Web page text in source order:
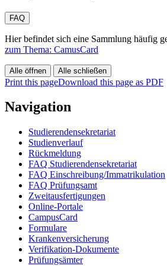
FAQ
Hier befindet sich eine Sammlung häufig
zum Thema: CamusCard
Alle öffnen Alle schließen
Print this pageDownload this page as PDF
Navigation
Studierendensekretariat
Studienverlauf
Rückmeldung
FAQ Studierendensekretariat
FAQ Einschreibung/Immatrikulation
FAQ Prüfungsamt
Zweitausfertigungen
Online-Portale
CampusCard
Formulare
Krankenversicherung
Verifikation-Dokumente
Prüfungsämter